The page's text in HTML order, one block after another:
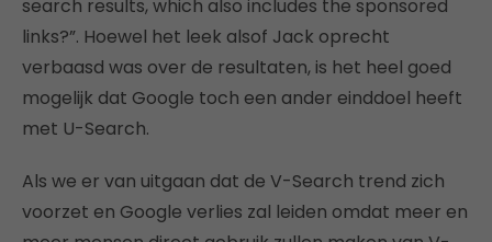
search results, which also includes the sponsored
links?”. Hoewel het leek alsof Jack oprecht
verbaasd was over de resultaten, is het heel goed
mogelijk dat Google toch een ander einddoel heeft
met U-Search.
Als we er van uitgaan dat de V-Search trend zich
voorzet en Google verlies zal leiden omdat meer en